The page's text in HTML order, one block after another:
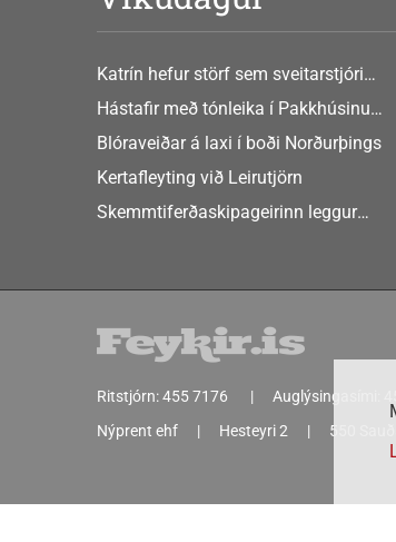
Katrín hefur störf sem sveitarstjóri
Þingeyjarsveitar
Hástafir með tónleika í Pakkhúsinu
Hafnarstræti 19
Blóraveiðar á laxi í boði Norðurþings
Kertafleyting við Leirutjörn
Skemmtiferðaskipageirinn leggur
Ritstjórn:455 7176 Auglýsingasími:
Nýprent ehf
Hesteyri 2 550